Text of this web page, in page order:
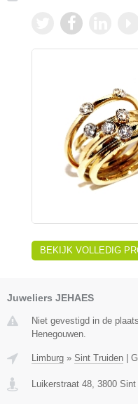
BEKIJK VOLLEDIG
Juweliers JEHAES
Niet gevestigd in de
Henegouwen.
Limburg » Sint Truiden
Luikerstraat 48, 3800 Sint